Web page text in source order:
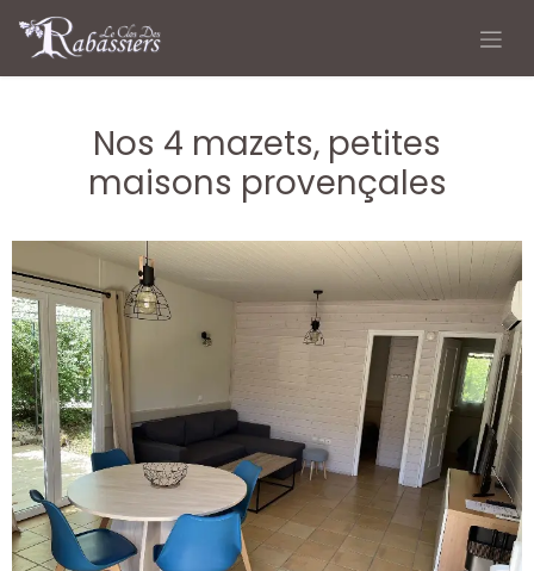
Se rendre au contenu
Nos 4 mazets, petites
maisons provençales